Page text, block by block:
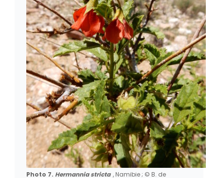
Photo 7. Hermannia stricta , Namibie ; © B. de